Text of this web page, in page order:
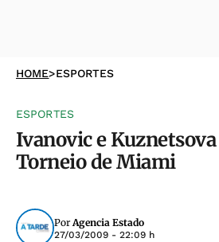
HOME>ESPORTES
ESPORTES
Ivanovic e
Torneio de Miami
PorAgencia Estado
27/03/2009 - 22:09 h